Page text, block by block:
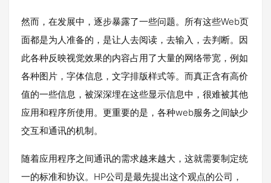
然而，在发展中，逐步暴露了一些问题。所有这些Web页
面都是为人准备的，是让人去阅读，去输入，去判断。因
此各种反映视觉效果的内容占用了大量的网络带宽，例如
各种图片，字体信息，文字排版样式等。而真正含有高价
值的一些信息，被深深埋在这些显示信息中，很难被其他
应用和程序所使用。更重要的是，各种web服务之间缺少
交互和通讯的机制。
随着应用程序之间通讯的需求越来越大，这就需要制定统
一的标准和协议。HP公司是最先提出这个观点的公司，